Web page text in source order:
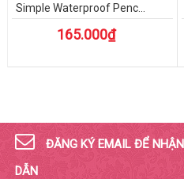
Simple Waterproof Penc...
165.000₫
ĐĂNG KÝ EMAIL ĐỂ
DẪN